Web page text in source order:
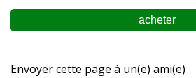
Envoyer cette page à un(e) ami(e)